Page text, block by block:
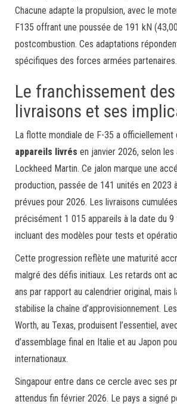
Chacune adapte la propulsion, avec le
F135 offrant une poussée de 191 kN
postcombustion. Ces adaptations
spécifiques des forces armées partenaires.
Le franchissement
livraisons et ses
La flotte mondiale de F-35 a officiellement
appareils livrés en janvier 2026, selon les
Lockheed Martin. Ce jalon marque une
production, passée de 141 unités en 2023
prévues pour 2026. Les livraisons
précisément 1 015 appareils à la date du
incluant des modèles pour tests et
Cette progression reflète une maturité
malgré des défis initiaux. Les retards ont
ans par rapport au calendrier original, mais
stabilise la chaîne d’approvisionnement.
Worth, au Texas, produisent l’essentiel,
d’assemblage final en Italie et au Japon
internationaux.
Singapour entre dans ce cercle avec ses
attendus fin février 2026. Le pays a signé